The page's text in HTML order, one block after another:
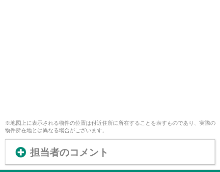
※地図上に表示される物件の位置は付近住所に所在することを表すものであり、実際の
物件所在地とは異なる場合がございます。
担当者のコメント